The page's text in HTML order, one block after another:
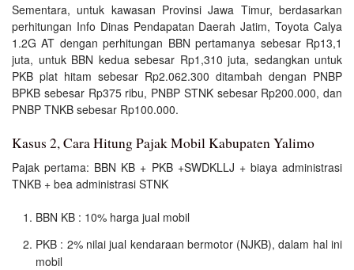
Sementara, untuk kawasan Provinsi Jawa Timur, berdasarkan
perhitungan Info Dinas Pendapatan Daerah Jatim, Toyota Calya
1.2G AT dengan perhitungan BBN pertamanya sebesar Rp13,1
juta, untuk BBN kedua sebesar Rp1,310 juta, sedangkan untuk
PKB plat hitam sebesar Rp2.062.300 ditambah dengan PNBP
BPKB sebesar Rp375 ribu, PNBP STNK sebesar Rp200.000, dan
PNBP TNKB sebesar Rp100.000.
Kasus 2, Cara Hitung Pajak Mobil Kabupaten Yalimo
Pajak pertama: BBN KB + PKB +SWDKLLJ + biaya administrasi
TNKB + bea administrasi STNK
BBN KB : 10% harga jual mobil
PKB : 2% nilai jual kendaraan bermotor (NJKB), dalam hal ini
mobil